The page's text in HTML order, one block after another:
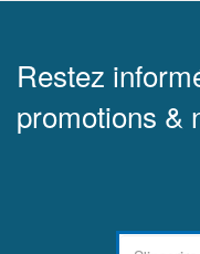
Restez
promotions &